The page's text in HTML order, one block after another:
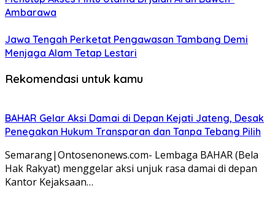
Ambarawa
Jawa Tengah Perketat Pengawasan Tambang Demi
Menjaga Alam Tetap Lestari
Rekomendasi untuk kamu
BAHAR Gelar Aksi Damai di Depan Kejati Jateng, Desak
Penegakan Hukum Transparan dan Tanpa Tebang Pilih
Semarang|Ontosenonews.com- Lembaga BAHAR (Bela
Hak Rakyat) menggelar aksi unjuk rasa damai di depan
Kantor Kejaksaan…